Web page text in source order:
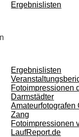
Ergebnislisten
Ergebnislisten
Fotoimpressionen
Darmstädter
Amateurfotografen
Zang
Fotoimpressionen
LaufReport.de